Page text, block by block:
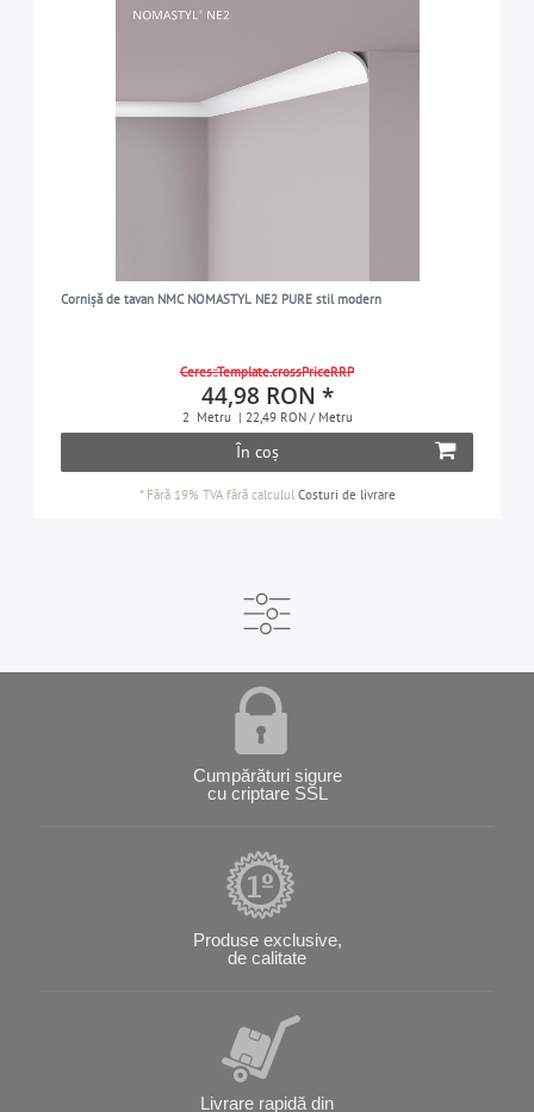
Cornișă de tavan NMC NOMASTYL NE2 PURE stil modern
Ceres::Template.crossPriceRRP
44,98 RON *
2 Metru | 22,49 RON / Metru
În coș
* Fără 19% TVAfără calculul Costuri de livrare
Cumpărături sigure
cu criptare SSL
Produse exclusive,
de calitate
Livrare rapidă din